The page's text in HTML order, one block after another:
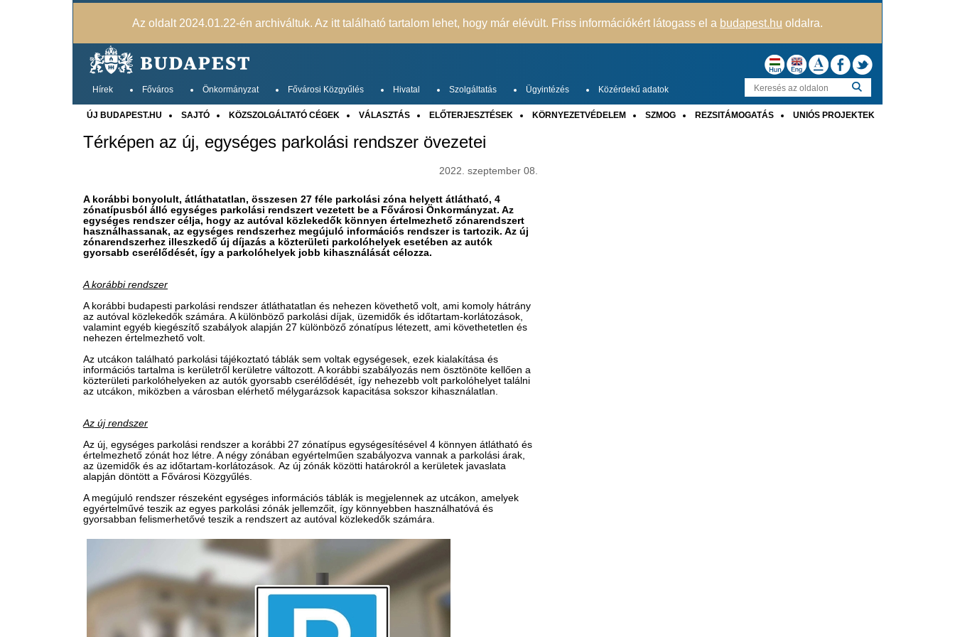
Az oldalt 2024.01.22-én archiváltuk. Az itt található tartalom lehet, hogy már elévült. Friss információkért látogass el a budapest.hu oldalra.
Hírek Főváros Önkormányzat Fővárosi Közgyűlés Hivatal Szolgáltatás Ügyintézés Közérdekű adatok
ÚJ BUDAPEST.HU SAJTÓ KÖZSZOLGÁLTATÓ CÉGEK VÁLASZTÁS ELŐTERJESZTÉSEK KÖRNYEZETVÉDELEM SZMOG REZSITÁMOGATÁS UNIÓS PROJEKTEK
Térképen az új, egységes parkolási rendszer övezetei
2022. szeptember 08.
A korábbi bonyolult, átláthatatlan, összesen 27 féle parkolási zóna helyett átlátható, 4
zónatípusból álló egységes parkolási rendszert vezetett be a Fővárosi Önkormányzat. Az
egységes rendszer célja, hogy az autóval közlekedők könnyen értelmezhető zónarendszert
használhassanak, az egységes rendszerhez megújuló információs rendszer is tartozik​. Az új
zónarendszerhez illeszkedő új díjazás a közterületi parkolóhelyek esetében az autók
gyorsabb cserélődését, így a parkolóhelyek jobb kihasználását célozza.
A korábbi rendszer
A korábbi budapesti parkolási rendszer átláthatatlan és nehezen követhető volt, ami komoly hátrány
az autóval közlekedők számára. A különböző parkolási díjak, üzemidők és időtartam-korlátozások,
valamint egyéb kiegészítő szabályok alapján 27 különböző zónatípus létezett, ami követhetetlen és
nehezen értelmezhető volt.
Az utcákon található parkolási tájékoztató táblák sem voltak egységesek, ezek kialakítása és
információs tartalma is kerületről kerületre változott. A korábbi szabályozás nem ösztönöte kellően a
közterületi parkolóhelyeken az autók gyorsabb cserélődését, így nehezebb volt parkolóhelyet találni
az utcákon, miközben a városban elérhető mélygarázsok kapacitása sokszor kihasználatlan.
​Az új rendszer
Az új, egységes parkolási rendszer a korábbi 27 zónatípus egységesítésével 4 könnyen átlátható és
értelmezhető zónát hoz létre. A négy zónában egyértel​műen szabályozva vannak a parkolási árak,
az üzemidők és az időtartam-korlátozások. Az új zónák közötti határokról a kerületek javaslata
alapján döntött a Fővárosi Közgyűlés.
A megújuló rendszer részeként egységes információs táblák is megjelennek az utcákon, amelyek
egyértelművé teszik az egyes parkolási zónák jellemzőit, így könnyebben használhatóvá és
gyorsabban felismerhetővé teszik a rendszert az autóval közlekedők számára.